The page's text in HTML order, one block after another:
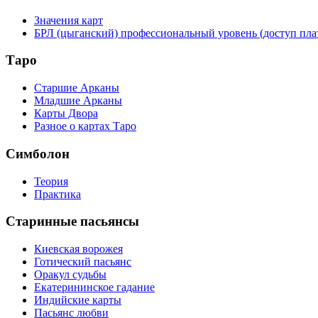
Значения карт
БРЛ (цыганский) профессиональный уровень (доступ
Таро
Старшие Арканы
Младшие Арканы
Карты Двора
Разное о картах Таро
Симболон
Теория
Практика
Старинные пасьянсы
Киевская ворожея
Готический пасьянс
Оракул судьбы
Екатерининское гадание
Индийские карты
Пасьянс любви